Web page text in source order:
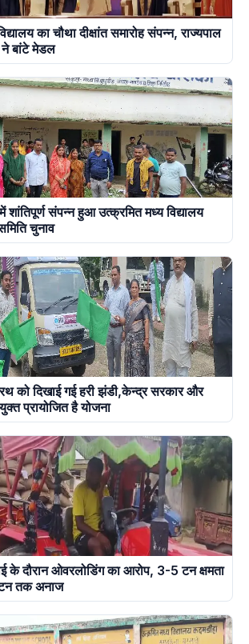
का चौथा दीक्षांत समारोह संपन्न, राज्यपाल
ने बांटे मेडल
शांतिपूर्ण संपन्न हुआ उत्क्रमित मध्य विद्यालय
चुनाव
को दिखाई गई हरी झंडी,केन्द्र सरकार और
प्रायोजित है योजना
के दौरान ओवरलोडिंग का आरोप, 3-5 टन क्षमता
टन तक अनाज